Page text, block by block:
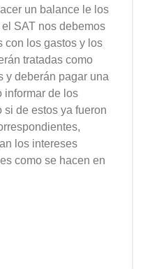
un balance le los
SAT nos debemos
con los gastos y los
tratadas como
y deberán pagar una
informar de los
si de estos ya fueron
los intereses
como se hacen en